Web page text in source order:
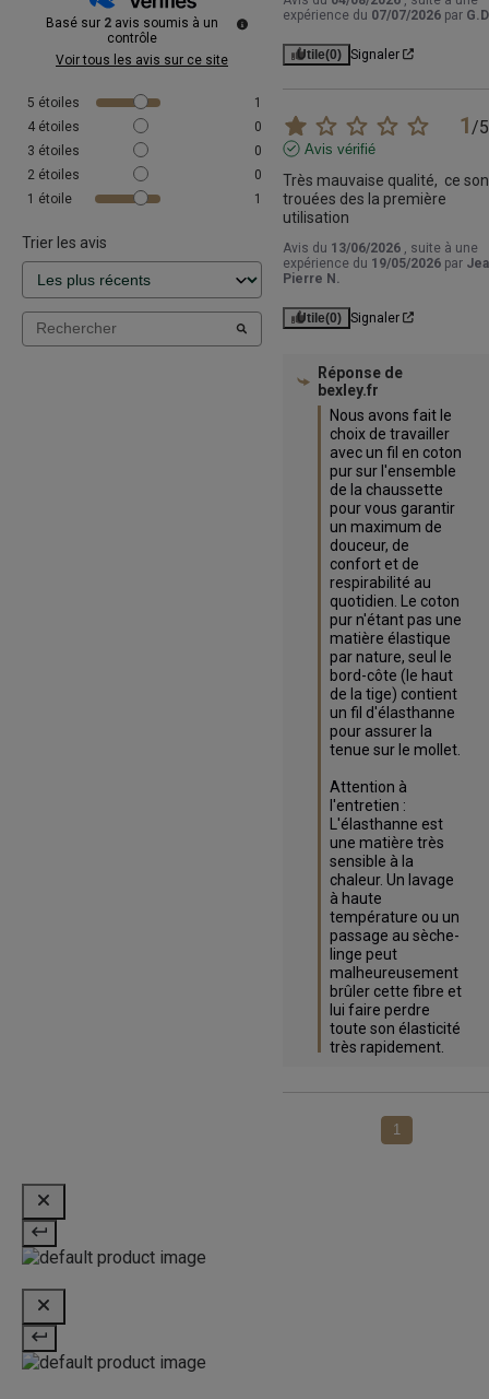
Basé sur 2 avis soumis à un
contrôle
Voir tous les avis sur ce site
5 étoiles
1
4 étoiles
0
3 étoiles
0
2 étoiles
0
1 étoile 1
Trier les avis
expérience du 07/07/2026 par
Utile(0) Signaler
1 /5
Avis vérifié
Très mauvaise qualité,  ce
trouées des la première
utilisation
Avis du 13/06/2026
, suite à une
expérience du 19/05/2026 par
Pierre N.
Utile(0) Signaler
Réponse de
bexley.fr
Nous avons fait le
choix de travailler
avec un fil en coton
pur sur l'ensemble
de la chaussette
pour vous garantir
un maximum de
douceur, de
confort et de
respirabilité au
quotidien. Le coton
pur n'étant pas une
matière élastique
par nature, seul le
bord-côte (le haut
de la tige) contient
un fil d'élasthanne
pour assurer la
tenue sur le mollet.
Attention à
l'entretien :
L'élasthanne est
une matière très
sensible à la
chaleur. Un lavage
à haute
température ou un
passage au sèche-
linge peut
malheureusement
brûler cette fibre et
lui faire perdre
toute son élasticité
très rapidement.
1